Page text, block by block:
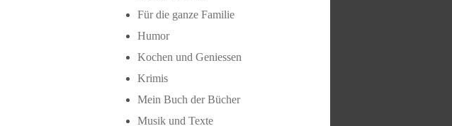
Für die ganze Familie
Humor
Kochen und Geniessen
Krimis
Mein Buch der Bücher
Musik und Texte